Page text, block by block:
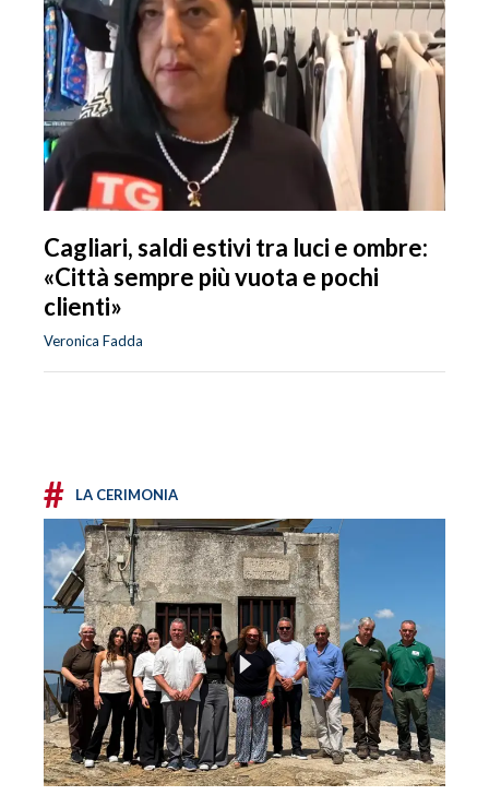
Cagliari, saldi estivi tra luci e ombre:
«Città sempre più vuota e pochi
clienti»
Veronica Fadda
# LA CERIMONIA